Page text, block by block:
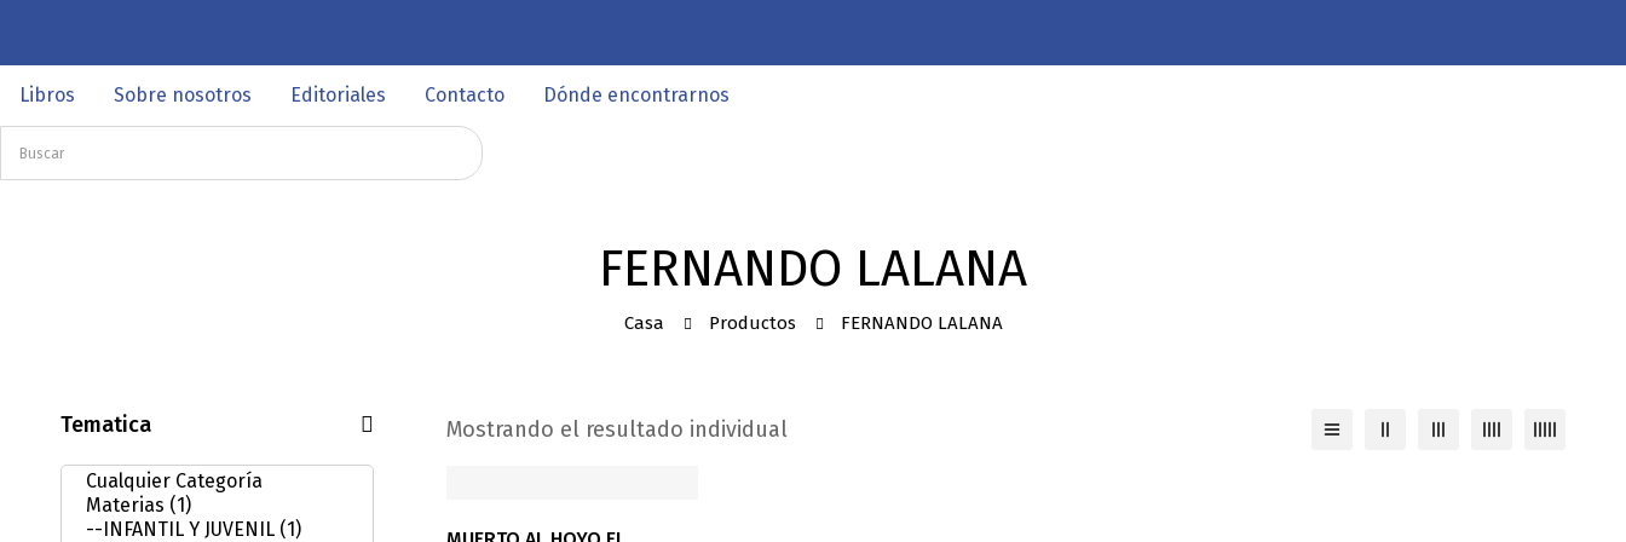
Libros Sobre nosotros Editoriales Contacto Dónde encontrarnos
FERNANDO LALANA
Casa Productos FERNANDO LALANA
Tematica Mostrando el resultado individual